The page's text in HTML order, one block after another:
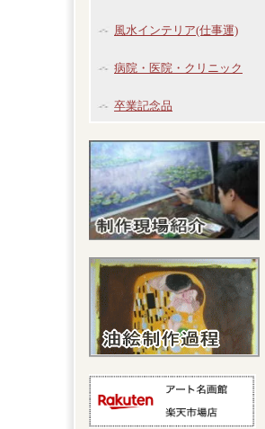
風水インテリア(仕事運)
病院・医院・クリニック
卒業記念品